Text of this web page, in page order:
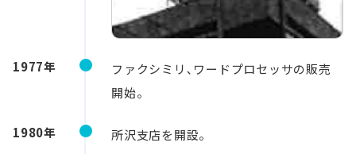
1977年
ファクシミリ､ワードプロセッサの販売
開始。
1980年 所沢支店を開設。